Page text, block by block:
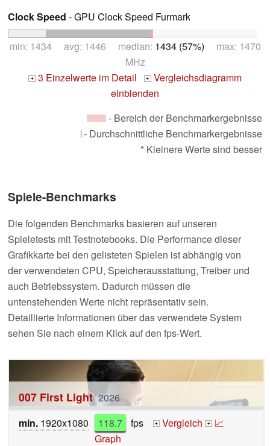
Clock Speed - GPU Clock Speed Furmark
min: 1434 avg: 1446 median: 1434 (57%) max: 1470
MHz
+ 3 Einzelwerte im Detail + Vergleichsdiagramm
einblenden
- Bereich der Benchmarkergebnisse
- Durchschnittliche Benchmarkergebnisse
* Kleinere Werte sind besser
Spiele-Benchmarks
Die folgenden Benchmarks basieren auf unseren
Spieletests mit Testnotebooks. Die Performance dieser
Grafikkarte bei den gelisteten Spielen ist abhängig von
der verwendeten CPU, Speicherausstattung, Treiber und
auch Betriebssystem. Dadurch müssen die
untenstehenden Werte nicht repräsentativ sein.
Detaillierte Informationen über das verwendete System
sehen Sie nach einem Klick auf den fps-Wert.
007 First Light 2026
min. 1920x1080 118.7 fps + Vergleich + 📈
Graph